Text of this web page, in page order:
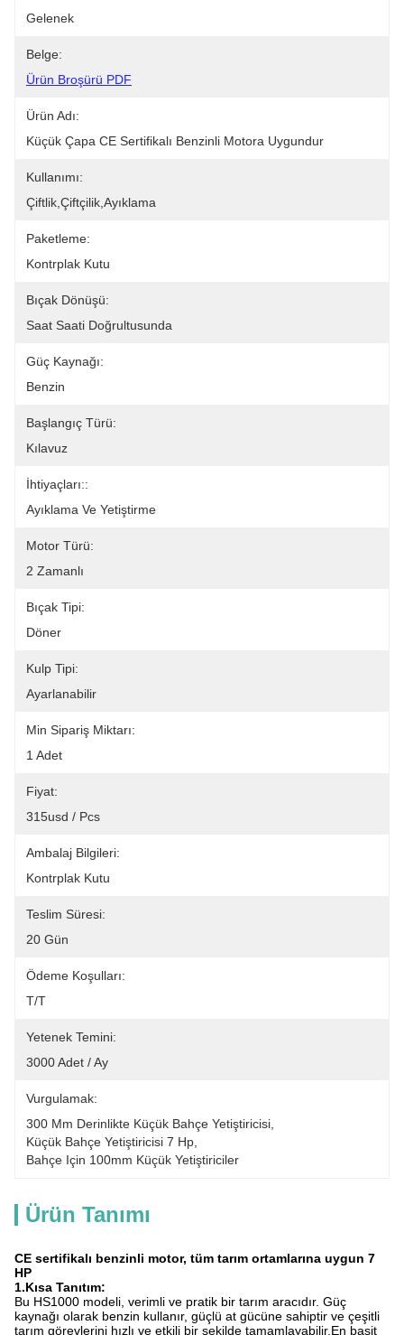
Gelenek
Belge:
Ürün Broşürü PDF
Ürün Adı:
Küçük Çapa CE Sertifikalı Benzinli Motora Uygundur
Kullanımı:
Çiftlik,çiftçilik,ayıklama
Paketleme:
Kontrplak Kutu
Bıçak Dönüşü:
Saat Saati Doğrultusunda
Güç Kaynağı:
Benzin
Başlangıç ​​Türü:
Kılavuz
İhtiyaçları::
Ayıklama Ve Yetiştirme
Motor Türü:
2 Zamanlı
Bıçak Tipi:
Döner
Kulp Tipi:
Ayarlanabilir
Min Sipariş Miktarı:
1 Adet
Fiyat:
315usd / Pcs
Ambalaj Bilgileri:
Kontrplak Kutu
Teslim Süresi:
20 Gün
Ödeme Koşulları:
T/T
Yetenek Temini:
3000 Adet / Ay
Vurgulamak:
300 Mm Derinlikte Küçük Bahçe Yetiştiricisi
Küçük Bahçe Yetiştiricisi 7 Hp
Bahçe Için 100mm Küçük Yetiştiriciler
Ürün Tanımı
CE sertifikalı benzinli motor, tüm tarım ortamlarına uygun 7
HP
1.Kısa Tanıtım:
Bu HS1000 modeli, verimli ve pratik bir tarım aracıdır. Güç
kaynağı olarak benzin kullanır, güçlü at gücüne sahiptir ve çeşitli
tarım görevlerini hızlı ve etkili bir şekilde tamamlayabilir.En basit